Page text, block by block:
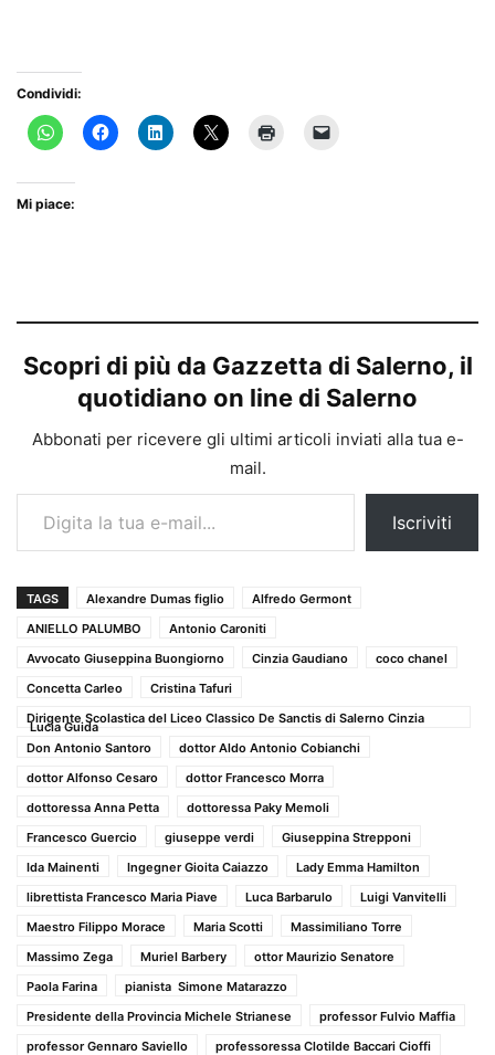
Condividi:
Mi piace:
Scopri di più da Gazzetta di Salerno, il
quotidiano on line di Salerno
Abbonati per ricevere gli ultimi articoli inviati alla tua e-
mail.
Digita la tua e-mail...
Iscriviti
TAGS Alexandre Dumas figlio
Alfredo Germont
ANIELLO PALUMBO
Antonio Caroniti
Avvocato Giuseppina Buongiorno
Cinzia Gaudiano
coco chanel
Concetta Carleo
Cristina Tafuri
Dirigente Scolastica del Liceo Classico De Sanctis di Salerno Cinzia
Lucia Guida
Don Antonio Santoro
dottor Aldo Antonio Cobianchi
dottor Alfonso Cesaro
dottor Francesco Morra
dottoressa Anna Petta
dottoressa Paky Memoli
Francesco Guercio
giuseppe verdi
Giuseppina Strepponi
Ida Mainenti
Ingegner Gioita Caiazzo
Lady Emma Hamilton
librettista Francesco Maria Piave
Luca Barbarulo
Luigi Vanvitelli
Maestro Filippo Morace
Maria Scotti
Massimiliano Torre
Massimo Zega
Muriel Barbery
ottor Maurizio Senatore
Paola Farina
pianista Simone Matarazzo
Presidente della Provincia Michele Strianese
professor Fulvio Maffia
professor Gennaro Saviello
professoressa Clotilde Baccari Cioffi